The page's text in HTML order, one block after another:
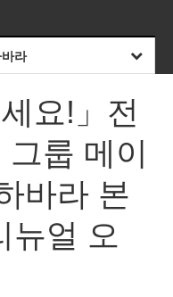
라
요!」전
룹 메이
바라 본
뉴얼 오